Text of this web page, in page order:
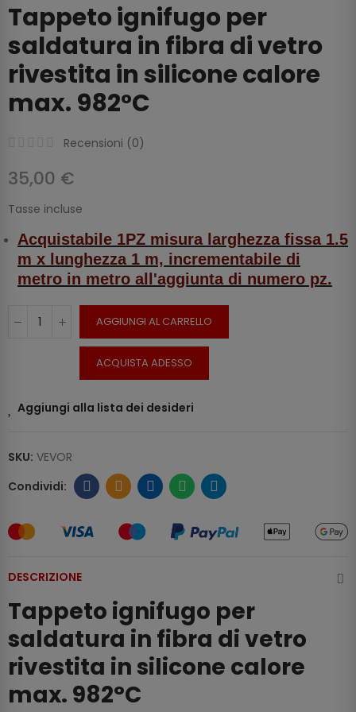
Tappeto ignifugo per
saldatura in fibra di vetro
rivestita in silicone calore
max. 982°C
Recensioni (0)
35,00 €
Tasse incluse
Acquistabile 1PZ misura larghezza fissa 1.5
m x lunghezza 1 m, incrementabile di
metro in metro all'aggiunta di numero pz.
AGGIUNGI AL CARRELLO
ACQUISTA ADESSO
Aggiungi alla lista dei desideri
SKU: VEVOR
DESCRIZIONE
Tappeto ignifugo per
saldatura in fibra di vetro
rivestita in silicone calore
max. 982°C